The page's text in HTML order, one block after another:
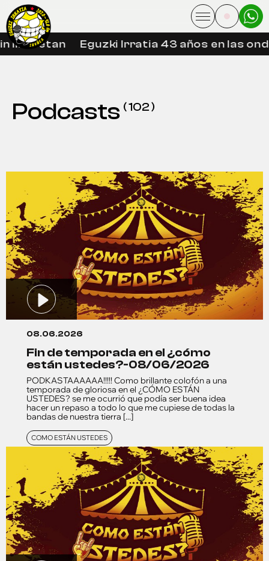
Eguzki Irratia 43 años en las ondas
Podcasts ( 102 )
08.06.2026
fin de temporada en el ¿cómo
están ustedes?-08/06/2026
PODKASTAAAAAA!!!!! Como brillante colofón a una
temporada de gloriosa en el ¿CÓMO ESTÁN
USTEDES? se me ocurrió que podía ser buena idea
hacer un repaso a todo lo que me cupiese de todas la
bandas de nuestra tierra [...]
COMO ESTÁN USTEDES